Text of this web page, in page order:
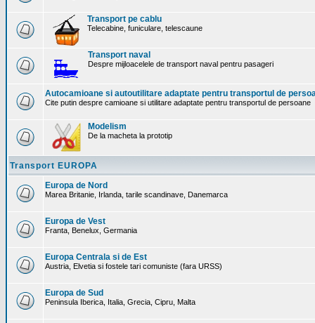
Transport pe cablu
Telecabine, funiculare, telescaune
Transport naval
Despre mijloacelele de transport naval pentru pasageri
Autocamioane si autoutilitare adaptate pentru transportul de
Cite putin despre camioane si utilitare adaptate pentru transportul de persoane
Modelism
De la macheta la prototip
Transport EUROPA
Europa de Nord
Marea Britanie, Irlanda, tarile scandinave, Danemarca
Europa de Vest
Franta, Benelux, Germania
Europa Centrala si de Est
Austria, Elvetia si fostele tari comuniste (fara URSS)
Europa de Sud
Peninsula Iberica, Italia, Grecia, Cipru, Malta